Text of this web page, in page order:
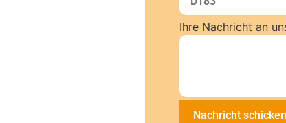
Ihre Nachricht an
Nachricht schicken